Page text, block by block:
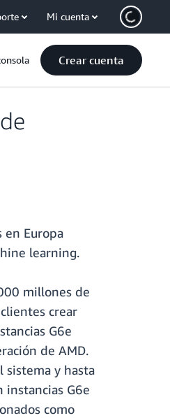
Mi cuenta
Crear cuenta
en Europa
learning.
millones de
crear
G6e
de AMD.
sistema y hasta
instancias G6e
como